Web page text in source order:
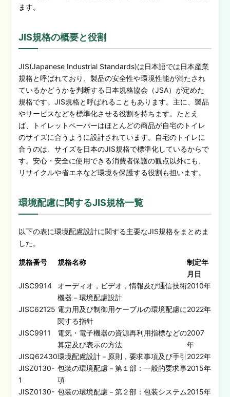
ます。
JIS規格の概要と役割
JIS(Japanese Industrial Standards)は日本語では日本産業
規格と呼ばれており
、製品の安全性や環境性能が満たされ
ているかどうかを判断する日本規格協会（JSA）が定めた
規格です。JIS規格と呼ばれることもあります。 主に、製品
やサービスなどを標準化させる役割を持ちます。たとえ
ば、トイレットペーパーはほとんどの商品が自宅のトイレ
のサイズに合うように設計されています。 自宅のトイレに
合うのは、サイズを日本のJIS規格で標準化しているからで
す。安心・安全に使用できる消費者保護の観点以外にも、
リサイクルや省エネなど環境を保護する役割も担います。
環境配慮に関するJIS規格一覧
以下の表に環境配慮設計に関する主要なJIS規格をまとめま
した。
規格番号 規格名称
制定年
月日
JISC9914
オーディオ，ビデオ，情報及び通信技術
機器－環境配慮設計
2010年
JISC62125 電力用及び制御用ケーブルの環境配慮に
関する指針
2022年
JISC9911
電気・電子機器の資源再利用指標などの
算定及び表示の方法
2007
年
JISQ62430環境配慮設計－原則，要求事項及び手引 2022年
JISZ0130-
1
包装の環境配慮－第１部：一般的要求事
項
2015年
JISZ0130- 包装の環境配慮－第２部：包装システム2015年